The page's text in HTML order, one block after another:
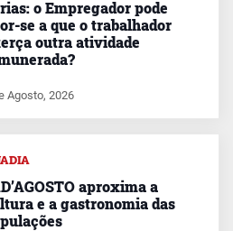
o Empregador pode
se a que o trabalhador
outra atividade
Agosto, 2026
aproxima a
e a gastronomia das